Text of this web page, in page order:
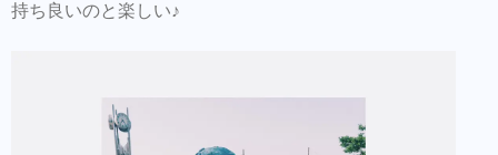
持ち良いのと楽しい♪